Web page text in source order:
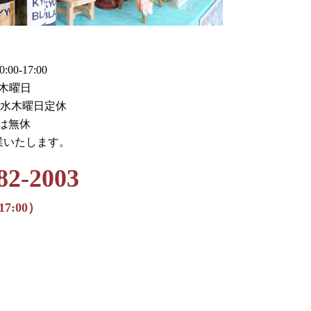
17:00
曜日
木曜日定休
無休
たします。
2003
）